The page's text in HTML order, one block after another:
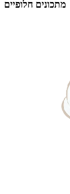
מתכונים חלופיים